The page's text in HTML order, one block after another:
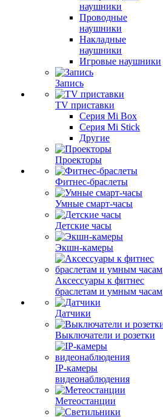
наушники
Проводные
наушники
Накладные
наушники
Игровые наушники
Запись
TV приставки
Серия Mi Box
Серия Mi Stick
Другие
Проекторы
Фитнес-браслеты
Умные смарт-часы
Детские часы
Экшн-камеры
Аксессуары к фитнес
браслетам и умным часам
Датчики
Выключатели и розетки
IP-камеры
видеонаблюдения
Метеостанции